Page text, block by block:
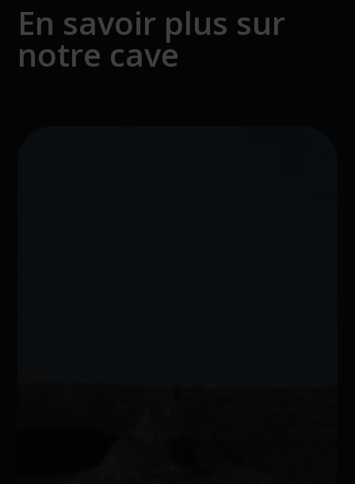
En savoir plus sur
notre cave